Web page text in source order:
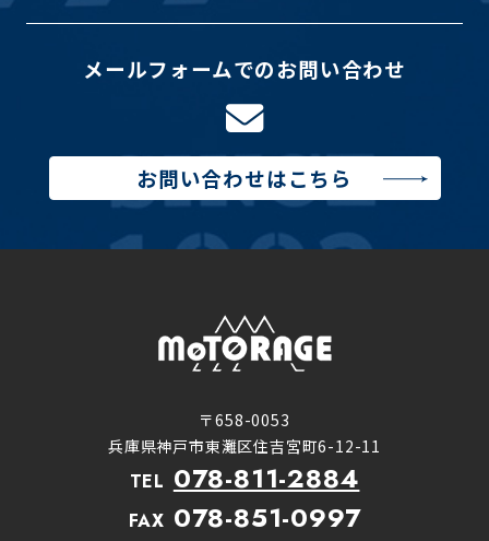
メールフォームでのお問い合わせ
お問い合わせはこちら
〒658-0053
兵庫県神戸市東灘区住吉宮町6-12-11
TEL 078-811-2884
FAX 078-851-0997